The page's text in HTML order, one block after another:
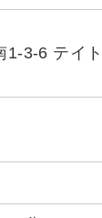
1-3-6 テイ